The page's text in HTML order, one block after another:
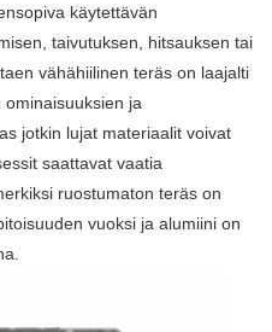
käytettävän
taivutuksen, hitsauksen tai
vähähiilinen teräs on laajalti
ja
jotkin lujat materiaalit voivat
saattavat vaatia
ruostumaton teräs on
vuoksi ja alumiini on